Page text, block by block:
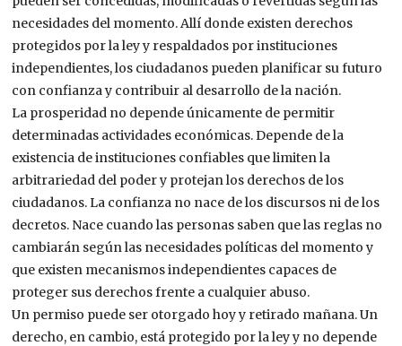
necesidades del momento. Allí donde existen derechos
protegidos por la ley y respaldados por instituciones
independientes, los ciudadanos pueden planificar su futuro
con confianza y contribuir al desarrollo de la nación.
La prosperidad no depende únicamente de permitir
determinadas actividades económicas. Depende de la
existencia de instituciones confiables que limiten la
arbitrariedad del poder y protejan los derechos de los
ciudadanos. La confianza no nace de los discursos ni de los
decretos. Nace cuando las personas saben que las reglas no
cambiarán según las necesidades políticas del momento y
que existen mecanismos independientes capaces de
proteger sus derechos frente a cualquier abuso.
Un permiso puede ser otorgado hoy y retirado mañana. Un
derecho, en cambio, está protegido por la ley y no depende